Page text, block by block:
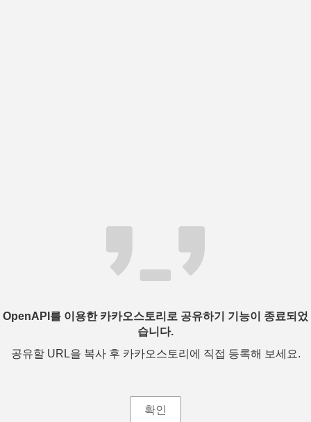
OpenAPI를 이용한 카카오스토리로 공유하기 기능이 종료되었
습니다.
공유할 URL을 복사 후 카카오스토리에 직접 등록해 보세요.
확인